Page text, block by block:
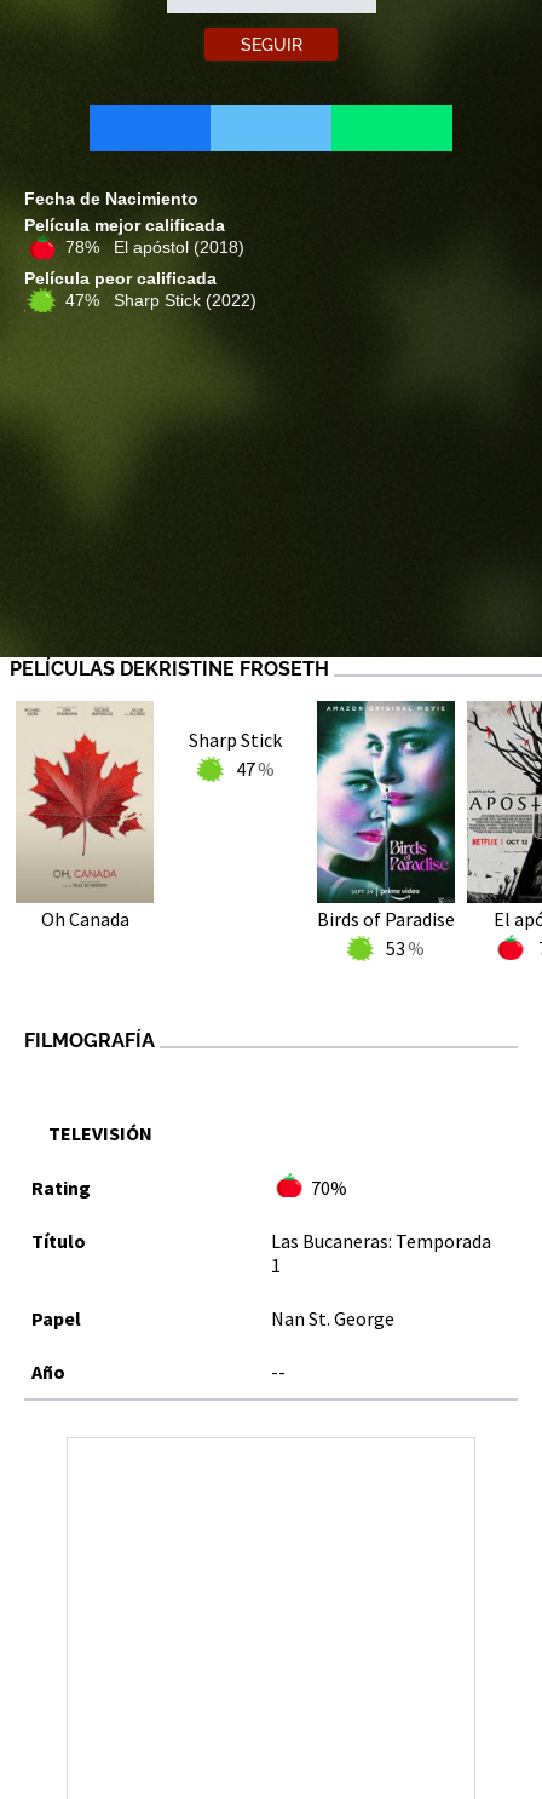
SEGUIR
Fecha de Nacimiento
Película mejor calificada
78% El apóstol (2018)
Película peor calificada
47% Sharp Stick (2022)
PELÍCULAS DEKRISTINE FROSETH
Oh Canada
Sharp Stick
47
Birds of Paradise
53
El
FILMOGRAFÍA
TELEVISIÓN
70%
Las Bucaneras: Temporada
1
Nan St. George
--